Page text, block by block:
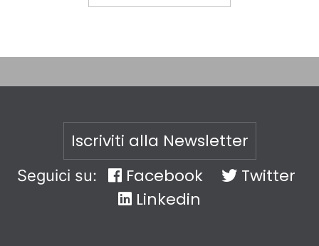
Iscriviti alla Newsletter
Seguici su: Facebook
Twitter
Linkedin